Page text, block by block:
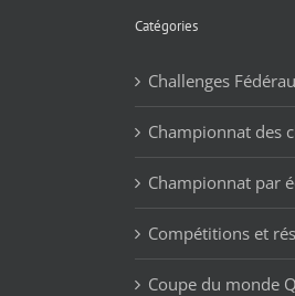
Catégories
Challenges
Championnat des
Championnat par
Compétitions et
Coupe du monde